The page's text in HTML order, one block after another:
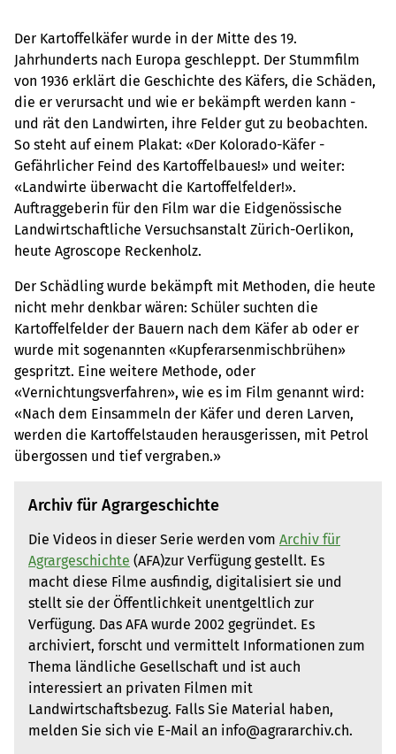
Der Kartoffelkäfer wurde in der Mitte des 19.
Jahrhunderts nach Europa geschleppt. Der Stummfilm
von 1936 erklärt die Geschichte des Käfers, die Schäden,
die er verursacht und wie er bekämpft werden kann -
und rät den Landwirten, ihre Felder gut zu beobachten.
So steht auf einem Plakat: «Der Kolorado-Käfer -
Gefährlicher Feind des Kartoffelbaues!» und weiter:
«Landwirte überwacht die Kartoffelfelder!».
Auftraggeberin für den Film war die Eidgenössische
Landwirtschaftliche Versuchsanstalt Zürich-Oerlikon,
heute Agroscope Reckenholz.
Der Schädling wurde bekämpft mit Methoden, die heute
nicht mehr denkbar wären: Schüler suchten die
Kartoffelfelder der Bauern nach dem Käfer ab oder er
wurde mit sogenannten «Kupferarsenmischbrühen»
gespritzt. Eine weitere Methode, oder
«Vernichtungsverfahren», wie es im Film genannt wird:
«Nach dem Einsammeln der Käfer und deren Larven,
werden die Kartoffelstauden herausgerissen, mit Petrol
übergossen und tief vergraben.»
Archiv für Agrargeschichte
Die Videos in dieser Serie werden vom Archiv für
Agrargeschichte (AFA)zur Verfügung gestellt. Es
macht diese Filme ausfindig, digitalisiert sie und
stellt sie der Öffentlichkeit unentgeltlich zur
Verfügung. Das AFA wurde 2002 gegründet. Es
archiviert, forscht und vermittelt Informationen zum
Thema ländliche Gesellschaft und ist auch
interessiert an privaten Filmen mit
Landwirtschaftsbezug. Falls Sie Material haben,
melden Sie sich vie E-Mail an info@agrararchiv.ch.